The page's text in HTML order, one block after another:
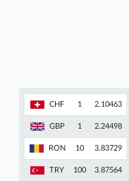
CHF 1 2.10463
GBP 1 2.24498
RON 10 3.83729
TRY 100 3.87564